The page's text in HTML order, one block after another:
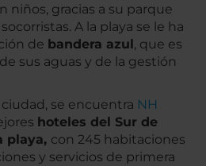
niños, gracias a su parque
A la playa se le ha
de bandera azul, que es
sus aguas y de la gestión
se encuentra NH
hoteles del Sur de
playa, con 245 habitaciones
y servicios de primera